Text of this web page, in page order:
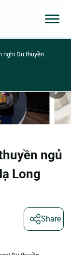
nghi Du thuyền
ngủ
Long
Share